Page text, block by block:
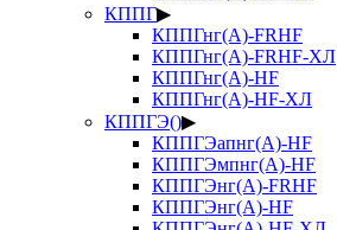
КППГ▶
КППГнг(А)-FRHF
КППГнг(А)-FRHF-ХЛ
КППГнг(А)-HF
КППГнг(А)-HF-ХЛ
КППГЭ()▶
КППГЭапнг(А)-HF
КППГЭмпнг(А)-HF
КППГЭнг(А)-FRHF
КППГЭнг(А)-HF